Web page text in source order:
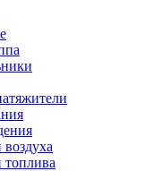
топлива